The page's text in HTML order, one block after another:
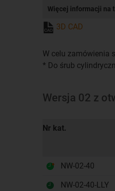
Więcej informacji na
3D CAD
W celu zamówienia
* Do śrub
Wersja 02 z
Nr kat.
NW-02-40
NW-02-40-LLY